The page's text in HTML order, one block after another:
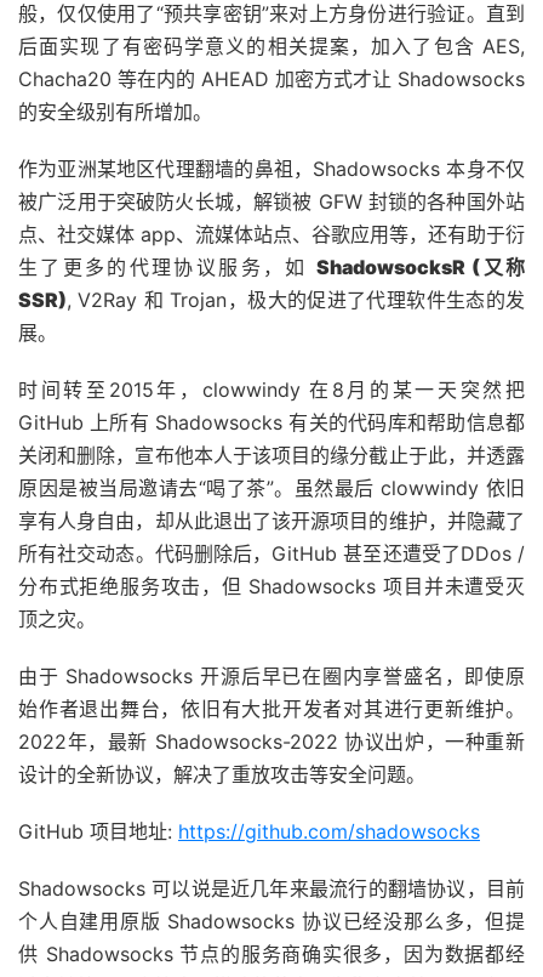
般，仅仅使用了“预共享密钥”来对上方身份进行验证。直到
后面实现了有密码学意义的相关提案，加入了包含 AES,
Chacha20 等在内的 AHEAD 加密方式才让 Shadowsocks
的安全级别有所增加。
作为亚洲某地区代理翻墙的鼻祖，Shadowsocks 本身不仅
被广泛用于突破防火长城，解锁被 GFW 封锁的各种国外站
点、社交媒体 app、流媒体站点、谷歌应用等，还有助于衍
生了更多的代理协议服务，如 ShadowsocksR (又称
SSR), V2Ray 和 Trojan，极大的促进了代理软件生态的发
展。
时间转至2015年，clowwindy 在8月的某一天突然把
GitHub 上所有 Shadowsocks 有关的代码库和帮助信息都
关闭和删除，宣布他本人于该项目的缘分截止于此，并透露
原因是被当局邀请去“喝了茶”。虽然最后 clowwindy 依旧
享有人身自由，却从此退出了该开源项目的维护，并隐藏了
所有社交动态。代码删除后，GitHub 甚至还遭受了DDos /
分布式拒绝服务攻击，但 Shadowsocks 项目并未遭受灭
顶之灾。
由于 Shadowsocks 开源后早已在圈内享誉盛名，即使原
始作者退出舞台，依旧有大批开发者对其进行更新维护。
2022年，最新 Shadowsocks-2022 协议出炉，一种重新
设计的全新协议，解决了重放攻击等安全问题。
GitHub 项目地址: https://github.com/shadowsocks
Shadowsocks 可以说是近几年来最流行的翻墙协议，目前
个人自建用原版 Shadowsocks 协议已经没那么多，但提
供 Shadowsocks 节点的服务商确实很多，因为数据都经